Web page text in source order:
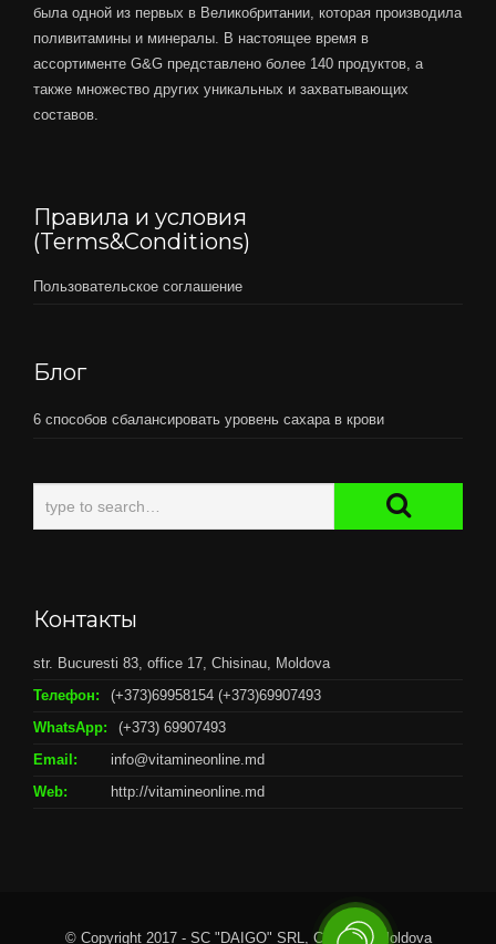
была одной из первых в Великобритании, которая производила
поливитамины и минералы. В настоящее время в
ассортименте G&G представлено более 140 продуктов, а
также множество других уникальных и захватывающих
составов.
Правила и условия
(Terms&Conditions)
Пользовательское соглашение
Блог
6 способов сбалансировать уровень сахара в крови
Контакты
str. Bucuresti 83, office 17, Chisinau, Moldova
Телефон:
(+373)69958154 (+373)69907493
WhatsApp:
(+373) 69907493
Email:
info@vitamineonline.md
Web:
http://vitamineonline.md
© Copyright 2017 - SC "DAIGO" SRL, Chisianu, Moldova